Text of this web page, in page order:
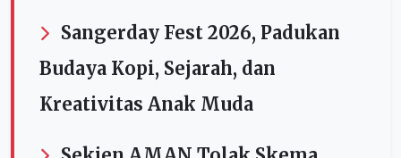
Sangerday Fest 2026, Padukan
Budaya Kopi, Sejarah, dan
Kreativitas Anak Muda